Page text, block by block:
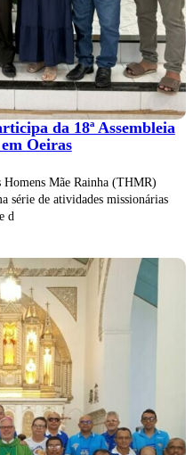
da 18ª Assembleia
Oeiras
Homens Mãe Rainha (THMR)
série de atividades missionárias
d